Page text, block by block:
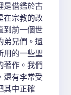
是借鑑於古
在宗教的改
到前一個世
弟兄們。還
用的一些聖
著作。我們
還有李常受
其中正確